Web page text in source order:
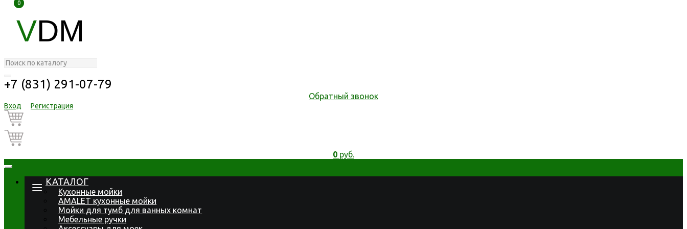
VDM
+7 (831) 291-07-79
Обратный звонок
Вход Регистрация
0
0
0 руб.
КАТАЛОГ
Кухонные мойки
AMALET кухонные мойки
Мойки для тумб для ванных комнат
Мебельные ручки